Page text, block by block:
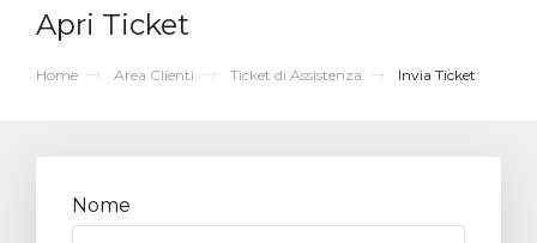
Apri Ticket
Home Area Clienti Ticket di Assistenza Invia Ticket
Nome